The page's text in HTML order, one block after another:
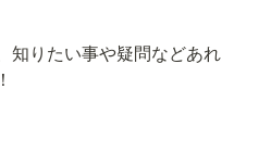
知りたい事や疑問などあれ